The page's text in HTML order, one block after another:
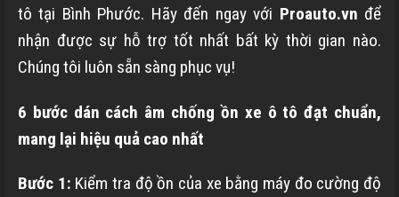
tô tại Bình Phước. Hãy đến ngay với Proauto.vn để
nhận được sự hỗ trợ tốt nhất bất kỳ thời gian nào.
Chúng tôi luôn sẵn sàng phục vụ!
6 bước dán cách âm chống ồn xe ô tô đạt chuẩn,
mang lại hiệu quả cao nhất
Bước 1: Kiểm tra độ ồn của xe bằng máy đo cường độ